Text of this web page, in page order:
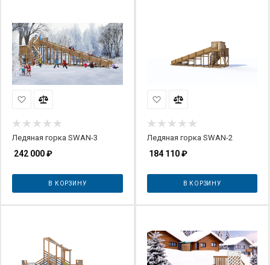
Ледяная горка SWAN-3
242 000₽
В КОРЗИНУ
Ледяная горка SWAN-2
184 110₽
В КОРЗИНУ